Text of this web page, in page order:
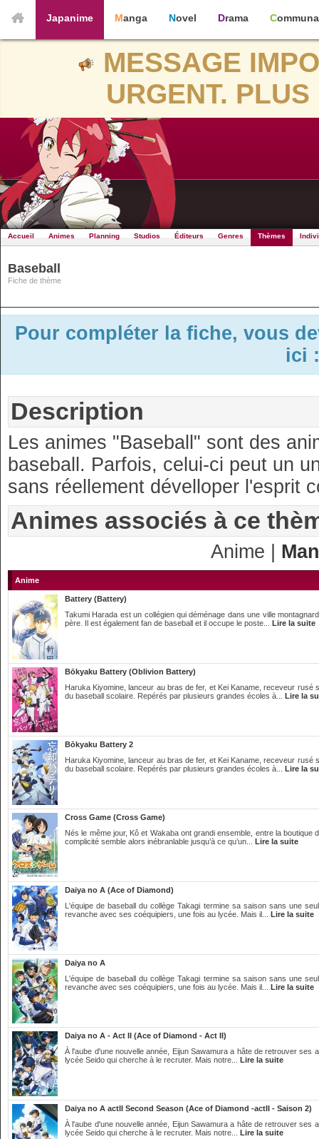
Japanime Manga Novel Drama
MESSAGE
URGENT.
Accueil Animes Planning Studios Éditeurs Genres Thèmes
Baseball
Fiche de thème
Pour compléter la fiche, vous
ici
Description
Les animes "Baseball" sont des
baseball. Parfois, celui-ci peut un
sans réellement dévelloper l'esprit
Animes associés à ce
Anime |
Anime
Battery (Battery)
Takumi Harada est un collégien qui déménage dans une ville
père. Il est également fan de baseball et il occupe le poste... Lire la suite
Bōkyaku Battery (Oblivion Battery)
Haruka Kiyomine, lanceur au bras de fer, et Kei Kaname, receveur
du baseball scolaire. Repérés par plusieurs grandes écoles à... Lire la
Bōkyaku Battery 2
Haruka Kiyomine, lanceur au bras de fer, et Kei Kaname, receveur
du baseball scolaire. Repérés par plusieurs grandes écoles à... Lire la
Cross Game (Cross Game)
Nés le même jour, Kô et Wakaba ont grandi ensemble, entre la
complicité semble alors inébranlable jusqu’à ce qu’un... Lire la suite
Daiya no A (Ace of Diamond)
L'équipe de baseball du collège Takagi termine sa saison sans une
revanche avec ses coéquipiers, une fois au lycée. Mais il... Lire la suite
Daiya no A
L'équipe de baseball du collège Takagi termine sa saison sans une
revanche avec ses coéquipiers, une fois au lycée. Mais il... Lire la suite
Daiya no A - Act II (Ace of Diamond - Act II)
À l'aube d'une nouvelle année, Eijun Sawamura a hâte de retrouver
lycée Seido qui cherche à le recruter. Mais notre... Lire la suite
Daiya no A actII Second Season (Ace of Diamond -actII - Saison 2)
À l'aube d'une nouvelle année, Eijun Sawamura a hâte de retrouver
lycée Seido qui cherche à le recruter. Mais notre... Lire la suite